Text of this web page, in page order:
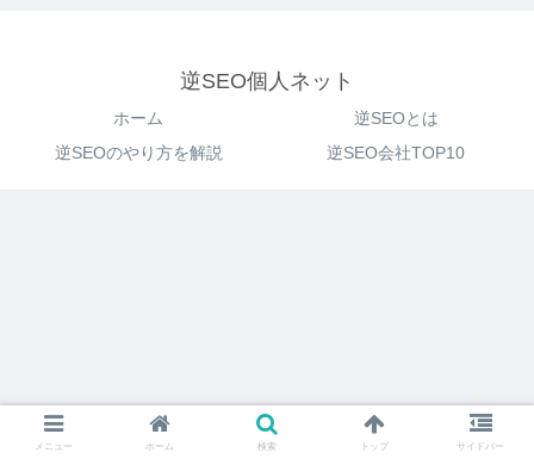
逆SEO個人ネット
ホーム
逆SEOとは
逆SEOのやり方を解説
逆SEO会社TOP10
メニュー ホーム 検索 トップ サイドバー